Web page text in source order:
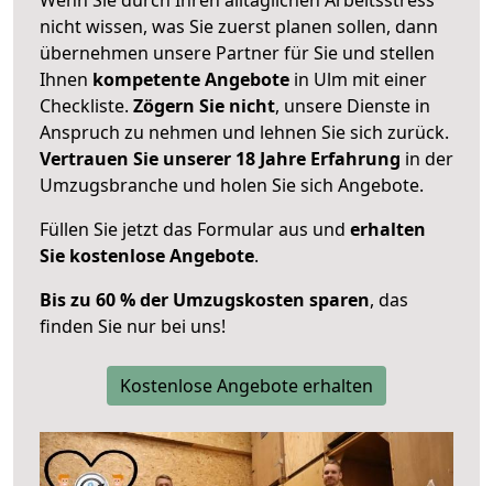
nicht wissen, was Sie zuerst planen sollen, dann
übernehmen unsere Partner für Sie und stellen
Ihnen kompetente Angebote in Ulm mit einer
Checkliste. Zögern Sie nicht, unsere Dienste in
Anspruch zu nehmen und lehnen Sie sich zurück.
Vertrauen Sie unserer 18 Jahre Erfahrung in der
Umzugsbranche und holen Sie sich Angebote.
Füllen Sie jetzt das Formular aus und erhalten
Sie kostenlose Angebote.
Bis zu 60 % der Umzugskosten sparen, das
finden Sie nur bei uns!
Kostenlose Angebote erhalten